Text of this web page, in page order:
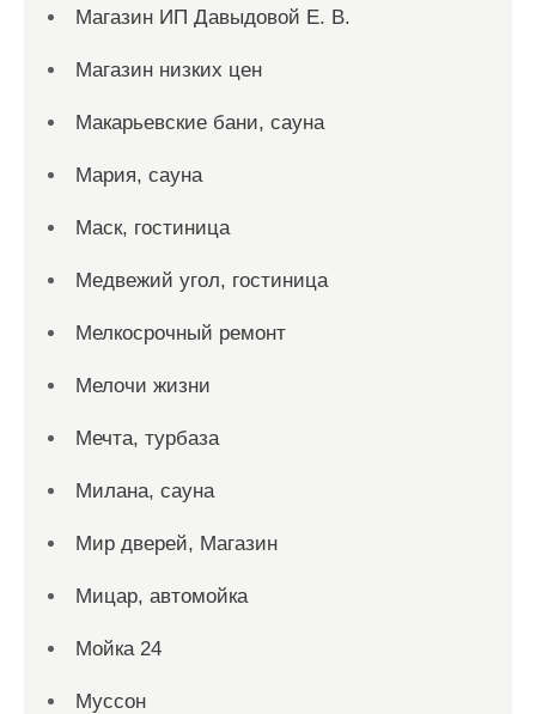
Магазин ИП Давыдовой Е. В.
Магазин низких цен
Макарьевские бани, сауна
Мария, сауна
Маск, гостиница
Медвежий угол, гостиница
Мелкосрочный ремонт
Мелочи жизни
Мечта, турбаза
Милана, сауна
Мир дверей, Магазин
Мицар, автомойка
Мойка 24
Муссон